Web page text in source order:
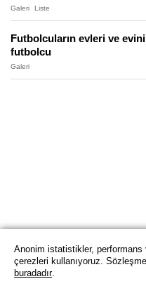
Galeri Liste
Futbolcuların evleri ve
futbolcu
Galeri
Anonim istatistikler, performans
çerezleri kullanıyoruz.
buradadır.